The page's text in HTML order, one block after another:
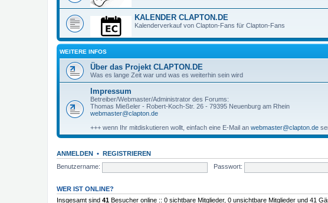
KALENDER CLAPTON.DE
Kalenderverkauf von Clapton-Fans für Clapton-Fans
WEITERE INFOS
Über das Projekt CLAPTON.DE
Was es lange Zeit war und was es weiterhin sein wird
Impressum
Betreiber/Webmaster/Administrator des Forums:
Thomas Mießeler - Robert-Koch-Str. 26 - 79395 Neuenburg am Rhein
webmaster@clapton.de
+++ wenn Ihr mitdiskutieren wollt, einfach eine E-Mail an webmaster@clapton.de
ANMELDEN • REGISTRIEREN
Benutzername:
Passwort:
WER IST ONLINE?
Insgesamt sind 41 Besucher online :: 0 sichtbare Mitglieder, 0 unsichtbare Mitglieder und 41